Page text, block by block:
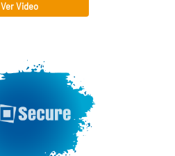
Ver Video